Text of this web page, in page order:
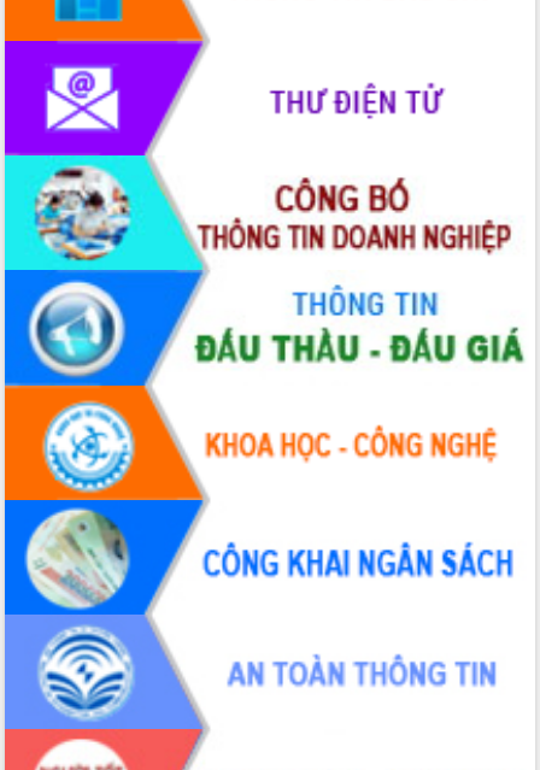
UBND tỉnh họp báo định kỳ tháng 4
năm 2026
Hội thảo khoa học “Giải pháp thúc đẩy
phát triển nền kinh tế xanh tại tỉnh
Tăng cường giám sát, đôn đốc thực
hiện nhiệm vụ quản lý tài sản công
hàng tuần
Tháo gỡ những vướng mắc, đẩy mạnh
công tác cải cách thủ tục hành chính
tại Trung tâm Phục vụ hành chính
công tỉnh
Đắk Lắk: Tôn vinh 46 giải pháp tại Hội
thi Sáng tạo Kỹ thuật 2024 - 2025
Đắk Lắk rà soát, điều chỉnh Đề án 190
về phát triển nuôi trồng thủy sản
Phó Chủ tịch UBND tỉnh Đắk Lắk
Trương Công Thái kiểm tra thực địa
Dự án cao tốc Khánh Hòa - Buôn Ma
Thuột
Định vị cà phê Việt Nam như một “di
sản sống” trong dòng chảy toàn cầu
Xây dựng nông thôn mới: Nâng cao đời
sống người dân từ những mô hình thiết
thực
Quyết liệt tháo gỡ vướng mắc, đẩy
nhanh tiến độ các dự án trọng điểm
trong Khu kinh tế Nam Phú Yên